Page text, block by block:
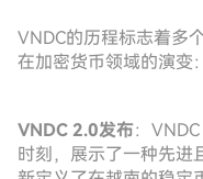
VNDC的历程标志着多
在加密货币领域的演变：
VNDC 2.0发布：
时刻，展示了一种先进